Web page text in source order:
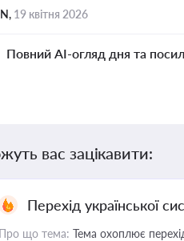
19 квітня 2026
Повний AI-огляд дня та
вас зацікавити:
Перехід української
Про що тема: Тема охоплює